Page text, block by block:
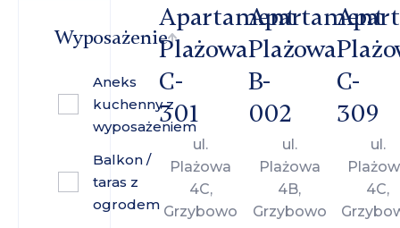
Wyposażenie
Aneks
kuchenny z
wyposażeniem
Balkon /
taras z
ogrodem
Apartament
Plażowa
C-
301
ul.
Plażowa
4C,
Grzybowo
Apartament
Plażowa
B-
002
ul.
Plażowa
4B,
Grzybowo
C-
309
ul.
4C,